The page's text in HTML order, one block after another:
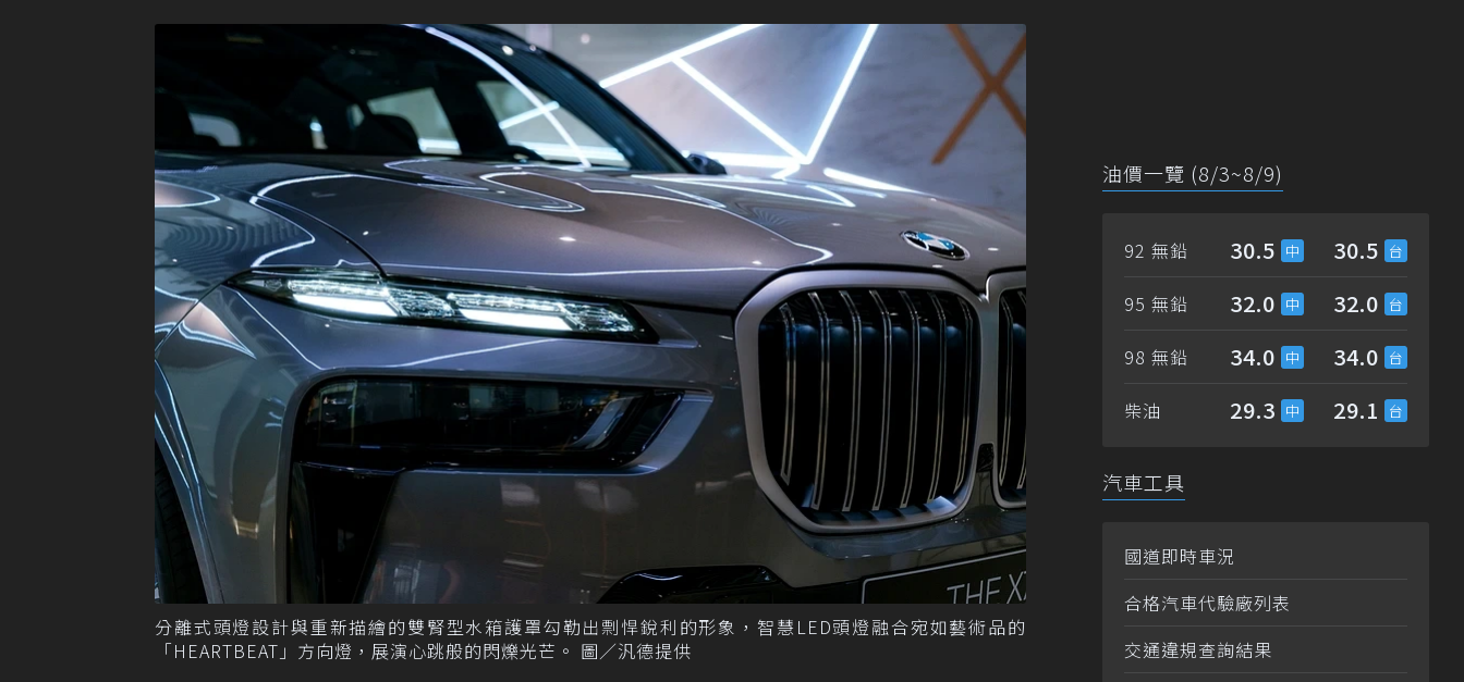
分離式頭燈設計與重新描繪的雙腎型水箱護罩勾勒出剽悍銳利的形象，智慧LED頭燈融合宛如藝術品的
「HEARTBEAT」方向燈，展演心跳般的閃爍光芒。 圖／汎德提供
油價一覽 (8/3~8/9)
92 無鉛 30.5 30.5
95 無鉛 32.0 32.0
98 無鉛 34.0 34.0
柴油 29.3 29.1
汽車工具
國道即時車況
合格汽車代驗廠列表
交通違規查詢結果